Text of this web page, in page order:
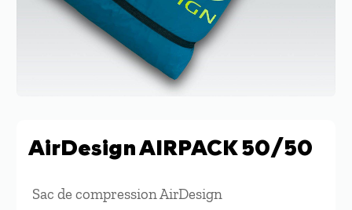
AirDesign AIRPACK 50/50
Sac de compression AirDesign